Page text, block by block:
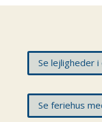
Se lejligheder
Se feriehus